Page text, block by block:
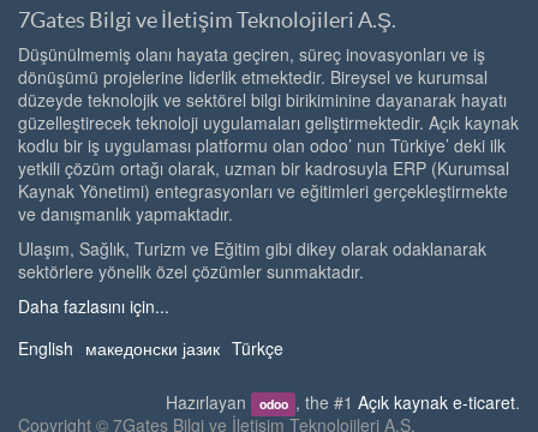
7Gates Bilgi ve İletişim Teknolojileri A.Ş.
Düşünülmemiş olanı hayata geçiren, süreç inovasyonları ve iş
dönüşümü projelerine liderlik etmektedir. Bireysel ve kurumsal
düzeyde teknolojik ve sektörel bilgi birikiminine dayanarak hayatı
güzelleştirecek teknoloji uygulamaları geliştirmektedir. Açık kaynak
kodlu bir iş uygulaması platformu olan odoo’ nun Türkiye’ deki ilk
yetkili çözüm ortağı olarak, uzman bir kadrosuyla ERP (Kurumsal
Kaynak Yönetimi) entegrasyonları ve eğitimleri gerçekleştirmekte
ve danışmanlık yapmaktadır.
Ulaşım, Sağlık, Turizm ve Eğitim gibi dikey olarak odaklanarak
sektörlere yönelik özel çözümler sunmaktadır.
Daha fazlasını için...
English македонски јазик Türkçe
Hazırlayan odoo , the #1 Açık kaynak e-ticaret.
Copyright © 7Gates Bilgi ve İletişim Teknolojileri A.Ş.